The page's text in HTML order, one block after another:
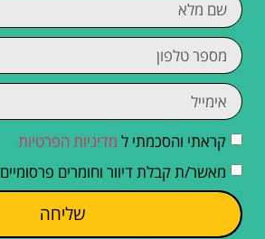
קראתי והסכמתי ל מדיניות הפרטיות
מאשר/ת קבלת דיוור וחומרים פרסומיים
שליחה